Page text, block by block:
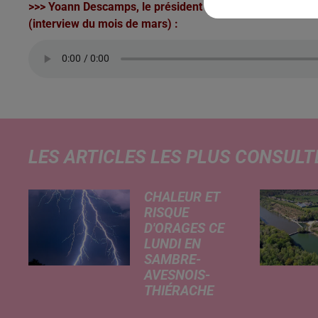
>>> Yoann Descamps, le président de l’ASA59,
(interview du mois de mars) :
LES ARTICLES LES PLUS
CHALEUR ET
RISQUE
D'ORAGES CE
LUNDI EN
SAMBRE-
AVESNOIS-
THIÉRACHE